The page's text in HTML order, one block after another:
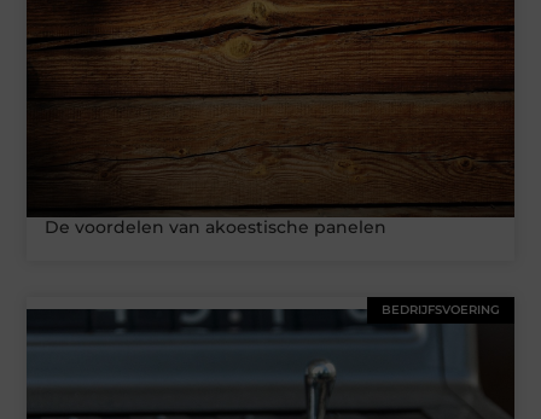
De voordelen van akoestische panelen
BEDRIJFSVOERING